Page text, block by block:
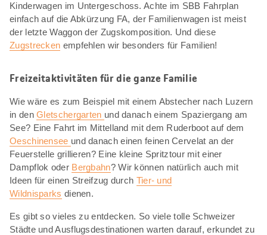
Kinderwagen im Untergeschoss. Achte im SBB Fahrplan
einfach auf die Abkürzung FA, der Familienwagen ist meist
der letzte Waggon der Zugskomposition. Und diese
Zugstrecken empfehlen wir besonders für Familien!
Freizeitaktivitäten für die ganze Familie
Wie wäre es zum Beispiel mit einem Abstecher nach Luzern
in denGletschergarten und danach einem Spaziergang am
See? Eine Fahrt im Mittelland mit dem Ruderboot auf dem
Oeschinensee und danach einen feinen Cervelat an der
Feuerstelle grillieren? Eine kleine Spritztour mit einer
Dampflok oder Bergbahn? Wir können natürlich auch mit
Ideen für einen Streifzug durch Tier- und
Wildnisparks dienen.
Es gibt so vieles zu entdecken. So viele tolle Schweizer
Städte und Ausflugsdestinationen warten darauf, erkundet zu